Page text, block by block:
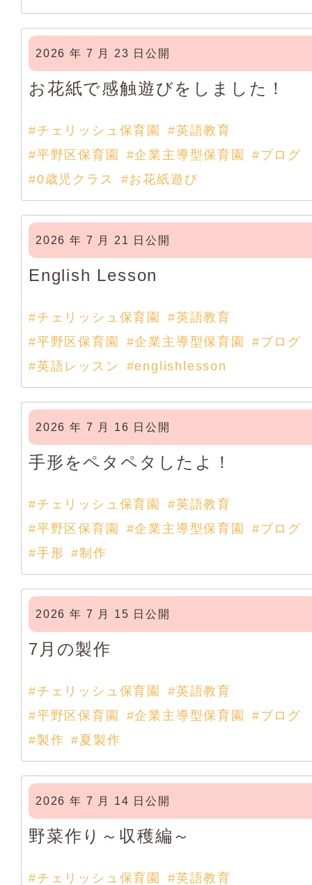
2026 年 7 月 23 日公開
お花紙で感触遊びをしました！
#チェリッシュ保育園
#英語教育
#平野区保育園
#企業主導型保育園
#ブログ
#0歳児クラス
#お花紙遊び
2026 年 7 月 21 日公開
English Lesson
#チェリッシュ保育園
#英語教育
#平野区保育園
#企業主導型保育園
#ブログ
#英語レッスン
#englishlesson
2026 年 7 月 16 日公開
手形をペタペタしたよ！
#チェリッシュ保育園
#英語教育
#平野区保育園
#企業主導型保育園
#ブログ
#手形
#制作
2026 年 7 月 15 日公開
7月の製作
#チェリッシュ保育園
#英語教育
#平野区保育園
#企業主導型保育園
#ブログ
#製作 #夏製作
2026 年 7 月 14 日公開
野菜作り～収穫編～
#チェリッシュ保育園 #英語教育